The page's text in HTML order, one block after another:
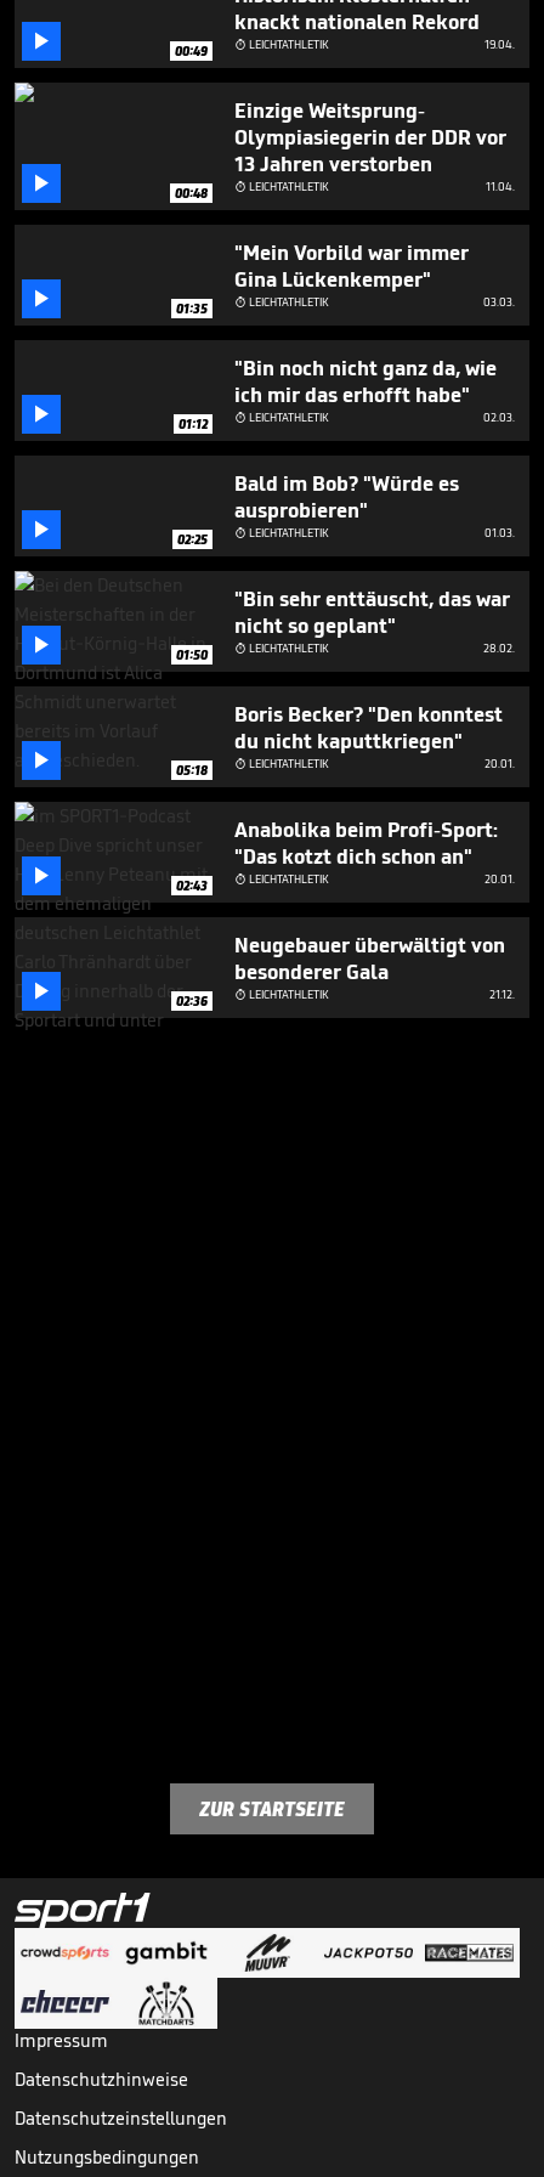
33
seconds
 00:49
knackt nationalen Rekord
 LEICHTATHLETIK 19.04.
 00:48
Einzige Weitsprung-
Olympiasiegerin der DDR vor
13 Jahren verstorben
 LEICHTATHLETIK 11.04.
 01:35
"Mein Vorbild war immer
Gina Lückenkemper"
 LEICHTATHLETIK 03.03.
 01:12
"Bin noch nicht ganz da, wie
ich mir das erhofft habe"
 LEICHTATHLETIK 02.03.
 02:25
Bald im Bob? "Würde es
ausprobieren"
 LEICHTATHLETIK 01.03.
 01:50
"Bin sehr enttäuscht, das war
nicht so geplant"
 LEICHTATHLETIK 28.02.
 05:18
Boris Becker? "Den konntest
du nicht kaputtkriegen"
 LEICHTATHLETIK 20.01.
 02:43
Anabolika beim Profi-Sport:
"Das kotzt dich schon an"
 LEICHTATHLETIK 20.01.
 02:36
Neugebauer überwältigt von
besonderer Gala
 LEICHTATHLETIK 21.12.
ZUR STARTSEITE
Impressum
Datenschutzhinweise
Datenschutzeinstellungen
Nutzungsbedingungen